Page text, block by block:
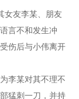
女友李某、朋友
言不和发生冲
伤后与小伟离开
李某对其不理不
猛刺一刀，并持